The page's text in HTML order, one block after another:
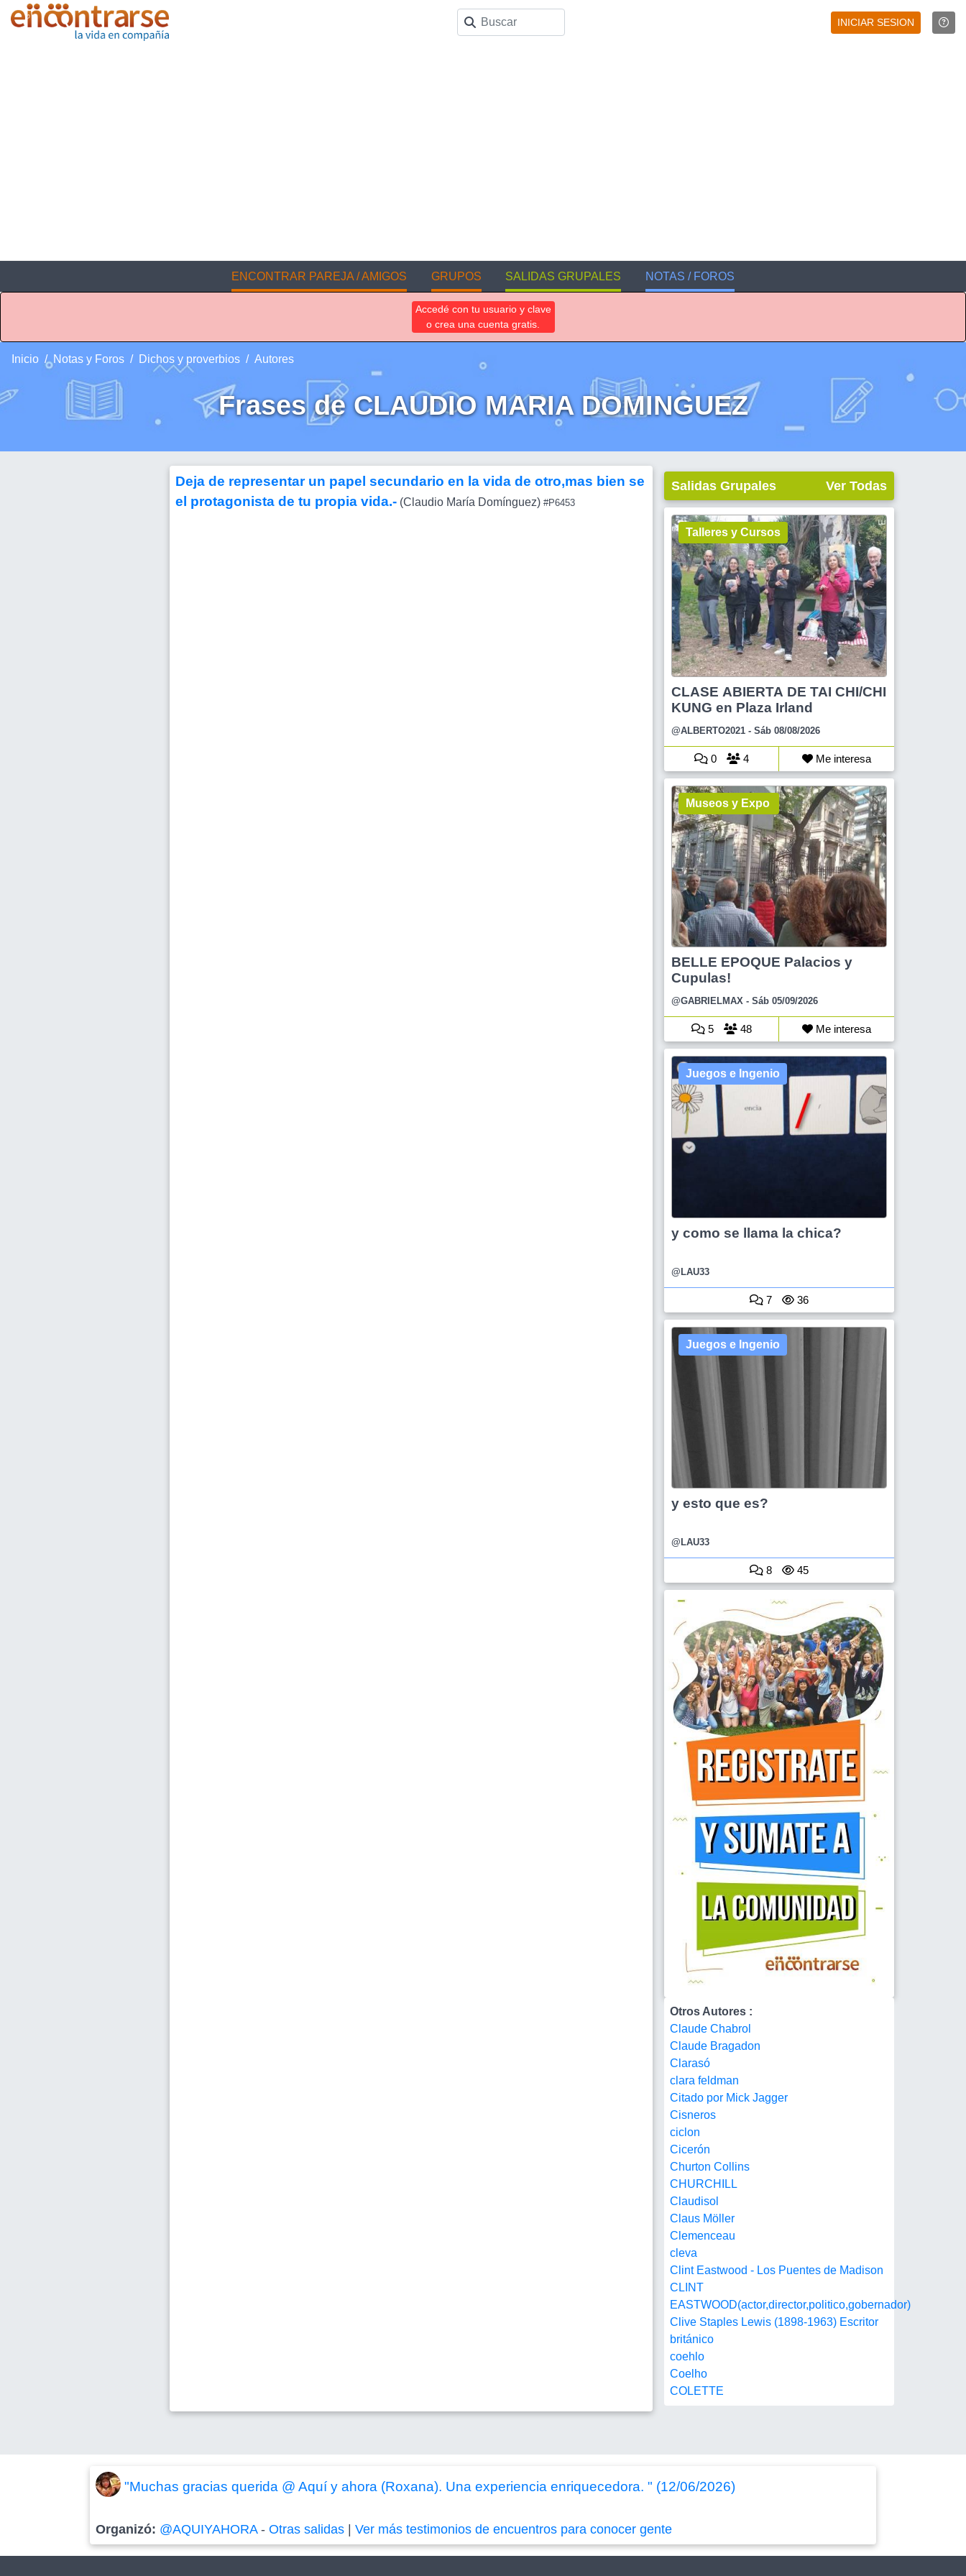
INICIAR SESION
ENCONTRAR PAREJA / AMIGOS GRUPOS SALIDAS GRUPALES NOTAS / FOROS
Accedé con tu usuario y clave
o crea una cuenta gratis.
Inicio Notas y Foros Dichos y proverbios Autores
Frases de CLAUDIO MARIA DOMINGUEZ
Deja de representar un papel secundario en la vida de otro,mas bien se
el protagonista de tu propia vida.- (Claudio María Domínguez) #P6453
Salidas Grupales Ver Todas
Talleres y Cursos
CLASE ABIERTA DE TAI CHI/CHI
KUNG en Plaza Irland
@ALBERTO2021 - Sáb 08/08/2026
0 4 Me interesa
Museos y Expo
BELLE EPOQUE Palacios y
Cupulas!
@GABRIELMAX - Sáb 05/09/2026
5 48 Me interesa
Juegos e Ingenio
y como se llama la chica?
@LAU33
7 36
Juegos e Ingenio
y esto que es?
@LAU33
8 45
Otros Autores :
Claude Chabrol
Claude Bragadon
Clarasó
clara feldman
Citado por Mick Jagger
Cisneros
ciclon
Cicerón
Churton Collins
CHURCHILL
Claudisol
Claus Möller
Clemenceau
cleva
Clint Eastwood - Los Puentes de Madison
CLINT
EASTWOOD(actor,director,politico,gobernador)
Clive Staples Lewis (1898-1963) Escritor
británico
coehlo
Coelho
COLETTE
"Muchas gracias querida @ Aquí y ahora (Roxana). Una experiencia enriquecedora. " (12/06/2026)
Organizó: @AQUIYAHORA-Otras salidas |Ver más testimonios de encuentros para conocer gente